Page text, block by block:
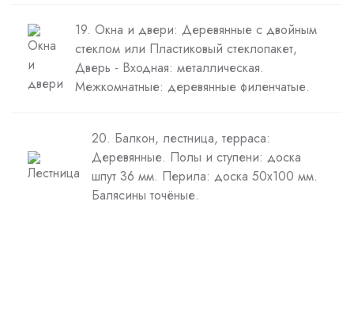
19. Окна и двери: Деревянные с двойным
стеклом или Пластиковый стеклопакет,
Дверь - Входная: металлическая.
Межкомнатные: деревянные филенчатые.
20. Балкон, лестница, терраса:
Деревянные. Полы и ступени: доска
шпут 36 мм. Перила: доска 50х100 мм.
Балясины точёные.